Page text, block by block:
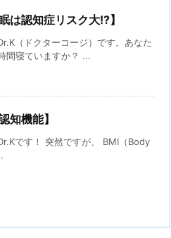
は認知症リスク大!?】
（ドクターコージ）です。あなた
間寝ていますか？ ...
知機能】
です！ 突然ですが、 BMI（Body